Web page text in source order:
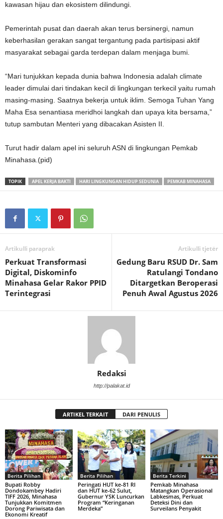
kawasan hijau dan ekosistem dilindungi.
Pemerintah pusat dan daerah akan terus bersinergi, namun
keberhasilan gerakan sangat tergantung pada partisipasi aktif
masyarakat sebagai garda terdepan dalam menjaga bumi.
“Mari tunjukkan kepada dunia bahwa Indonesia adalah climate
leader dimulai dari tindakan kecil di lingkungan terkecil yaitu rumah
masing-masing. Saatnya bekerja untuk iklim. Semoga Tuhan Yang
Maha Esa senantiasa meridhoi langkah dan upaya kita bersama,”
tutup sambutan Menteri yang dibacakan Asisten II.
Turut hadir dalam apel ini seluruh ASN di lingkungan Pemkab
Minahasa.(pid)
TOPIK APEL KERJA BAKTI HARI LINGKUNGAN HIDUP SEDUNIA PEMKAB MINAHASA
Artikulli paraprak
Perkuat Transformasi
Digital, Diskominfo
Minahasa Gelar Rakor PPID
Terintegrasi
Artikulli tjetër
Gedung Baru RSUD Dr. Sam
Ratulangi Tondano
Ditargetkan Beroperasi
Penuh Awal Agustus 2026
Redaksi
http://palakat.id
ARTIKEL TERKAIT DARI PENULIS
Berita Pilihan
Bupati Robby
Dondokambey Hadiri
TIFF 2026, Minahasa
Tunjukkan Komitmen
Dorong Pariwisata dan
Ekonomi Kreatif
Berita Pilihan
Peringati HUT ke-81 RI
dan HUT ke-62 Sulut,
Gubernur YSK Luncurkan
Program “Keringanan
Merdeka”
Berita Terkini
Pemkab Minahasa
Matangkan Operasional
Labkesmas, Perkuat
Deteksi Dini dan
Surveilans Penyakit